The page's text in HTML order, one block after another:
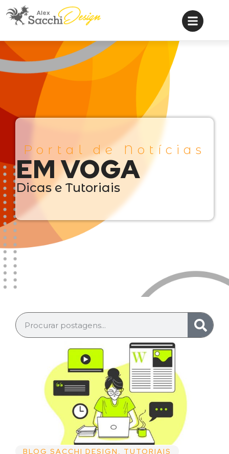
Portal de Notícias
EM VOGA
Dicas e Tutoriais
BLOG SACCHI DESIGN , TUTORIAIS